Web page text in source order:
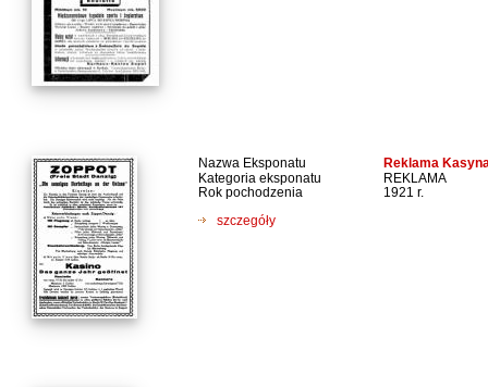
Nazwa Eksponatu Reklama
Kategoria eksponatu
REKLAMA
Rok pochodzenia
1921 r.
szczegóły